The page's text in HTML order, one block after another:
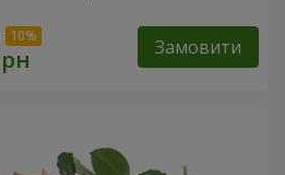
Замовити